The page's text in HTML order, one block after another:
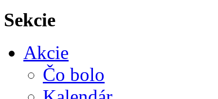
Sekcie
Akcie
Čo bolo